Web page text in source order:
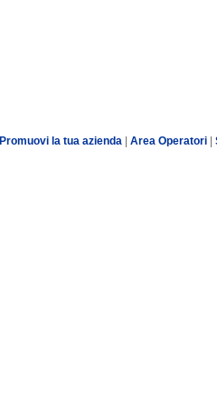
Promuovi la tua azienda Area Operatori